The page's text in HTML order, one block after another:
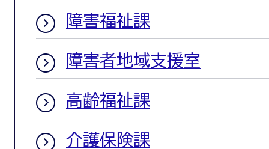
障害福祉課
障害者地域支援室
高齢福祉課
介護保険課